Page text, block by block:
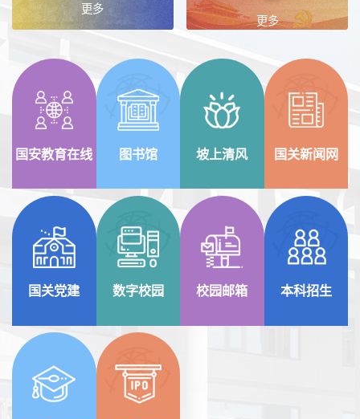
更多
更多
国安教育在线 图书馆 坡上清风 国关新闻网
国关党建 数字校园 校园邮箱 本科招生